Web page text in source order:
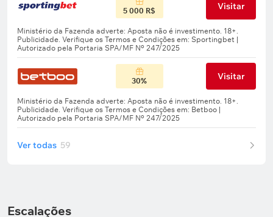
5 000 R$ Visitar
30% Visitar
Ver todas 59
Escalações